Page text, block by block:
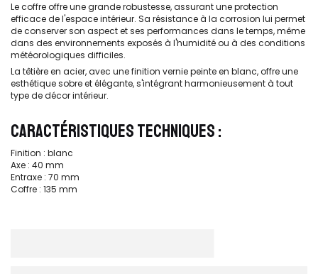
Le coffre offre une grande robustesse, assurant une protection
efficace de l'espace intérieur. Sa résistance à la corrosion lui permet
de conserver son aspect et ses performances dans le temps, même
dans des environnements exposés à l'humidité ou à des conditions
météorologiques difficiles.
La têtière en acier, avec une finition vernie peinte en blanc, offre une
esthétique sobre et élégante, s'intégrant harmonieusement à tout
type de décor intérieur.
CARACTÉRISTIQUES TECHNIQUES :
Finition : blanc
Axe : 40 mm
Entraxe : 70 mm
Coffre : 135 mm